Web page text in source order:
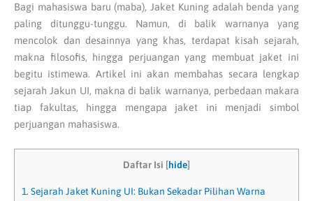
Bagi mahasiswa baru (maba), Jaket Kuning adalah benda yang
paling ditunggu-tunggu. Namun, di balik warnanya yang
mencolok dan desainnya yang khas, terdapat kisah sejarah,
makna filosofis, hingga perjuangan yang membuat jaket ini
begitu istimewa. Artikel ini akan membahas secara lengkap
sejarah Jakun UI, makna di balik warnanya, perbedaan makara
tiap fakultas, hingga mengapa jaket ini menjadi simbol
perjuangan mahasiswa.
Daftar Isi [hide]
1. Sejarah Jaket Kuning UI: Bukan Sekadar Pilihan Warna